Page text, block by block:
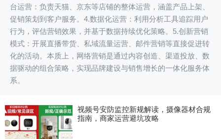
台运营：负责天猫、京东等店铺的整体运营，涵盖产品上架、
促销策划到客户服务。4.数据化运营：利用分析工具追踪用户
行为，评估营销效果，并基于数据持续优化策略。5.创新营销
模式：开展直播带货、私域流量运营、邮件营销等直接促进转
化的活动。本质上，网络营销是通过内容创造、渠道投放、数
据驱动的组合策略，实现品牌建设与销售增长的一体化服务体
系。
视频号安防监控新规解读，摄像器材合规
指南，商家运营避坑攻略